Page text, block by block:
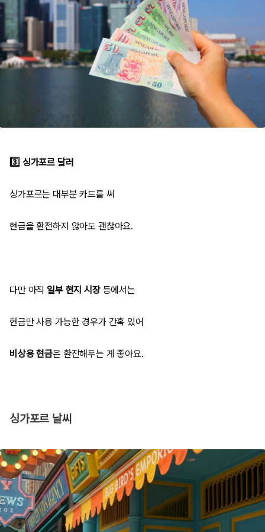
3️⃣ 싱가포르 달러
싱가포르는 대부분 카드를 써
현금을 환전하지 않아도 괜찮아요.
다만 아직 일부 현지 시장 등에서는
현금만 사용 가능한 경우가 간혹 있어
비상용 현금은 환전해두는 게 좋아요.
싱가포르 날씨